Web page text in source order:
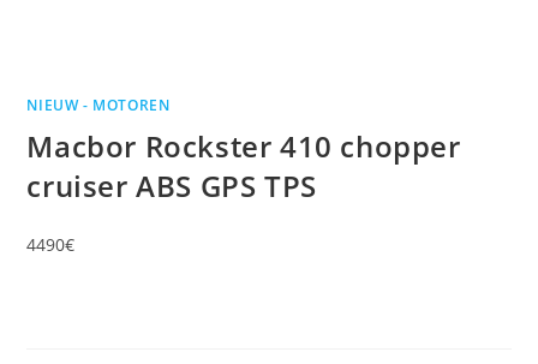
NIEUW - MOTOREN
Macbor Rockster 410 chopper
cruiser ABS GPS TPS
4490€